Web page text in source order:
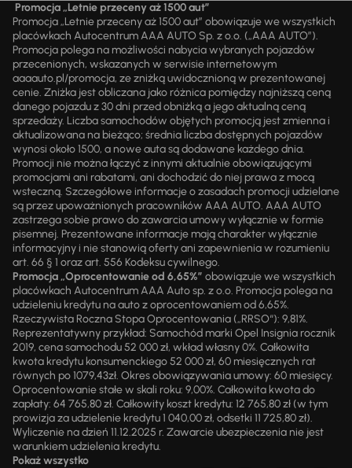
Promocja „Letnie przeceny aż 1500 aut”
Promocja „Letnie przeceny aż 1500 aut” obowiązuje we wszystkich
placówkach Autocentrum AAA AUTO Sp. z o.o. („AAA AUTO”).
Promocja polega na możliwości nabycia wybranych pojazdów
przecenionych, wskazanych w serwisie internetowym
aaaauto.pl/promocja, ze zniżką uwidocznioną w prezentowanej
cenie. Zniżka jest obliczana jako różnica pomiędzy najniższą ceną
danego pojazdu z 30 dni przed obniżką a jego aktualną ceną
sprzedaży. Liczba samochodów objętych promocją jest zmienna i
aktualizowana na bieżąco; średnia liczba dostępnych pojazdów
wynosi około 1500, a nowe auta są dodawane każdego dnia.
Promocji nie można łączyć z innymi aktualnie obowiązującymi
promocjami ani rabatami, ani dochodzić do niej prawa z mocą
wsteczną. Szczegółowe informacje o zasadach promocji udzielane
są przez upoważnionych pracowników AAA AUTO. AAA AUTO
zastrzega sobie prawo do zawarcia umowy wyłącznie w formie
pisemnej. Prezentowane informacje mają charakter wyłącznie
informacyjny i nie stanowią oferty ani zapewnienia w rozumieniu
art. 66 § 1 oraz art. 556 Kodeksu cywilnego.
Promocja „Oprocentowanie od 6,65%” obowiązuje we wszystkich
placówkach Autocentrum AAA Auto sp. z o.o. Promocja polega na
udzieleniu kredytu na auto z oprocentowaniem od 6,65%.
Rzeczywista Roczna Stopa Oprocentowania („RRSO“): 9,81%.
Reprezentatywny przykład: Samochód marki Opel Insignia rocznik
2019, cena samochodu 52 000 zł, wkład własny 0%. Całkowita
kwota kredytu konsumenckiego 52 000 zł, 60 miesięcznych rat
równych po 1079,43zł. Okres obowiązywania umowy: 60 miesięcy.
Oprocentowanie stałe w skali roku: 9,00%. Całkowita kwota do
zapłaty: 64 765,80 zł. Całkowity koszt kredytu: 12 765,80 zł (w tym
prowizja za udzielenie kredytu 1 040,00 zł, odsetki 11 725,80 zł).
Wyliczenie na dzień 11.12.2025 r. Zawarcie ubezpieczenia nie jest
warunkiem udzielenia kredytu.
Pokaż wszystko